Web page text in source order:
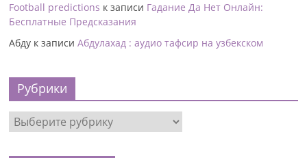
Football predictions к записи Гадание Да Нет Онлайн:
Бесплатные Предсказания
Абду к записиАбдулахад : аудио тафсир на узбекском
Рубрики